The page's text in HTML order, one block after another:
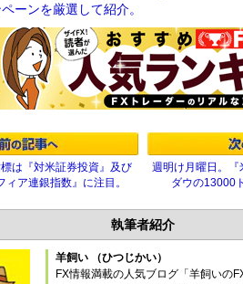
ーンを厳選して紹介。
は『対米証券投資』及び
ィア連銀指数』に注目。
週明け月曜日。
ダウの13000
執筆者紹介
羊飼い （ひつじかい）
FX情報満載の人気ブログ「羊飼いの